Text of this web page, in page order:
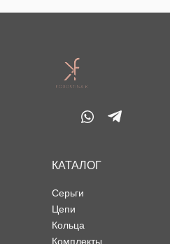
Серьги
Цепи
Кольца
Комплекты
КАТАЛОГ